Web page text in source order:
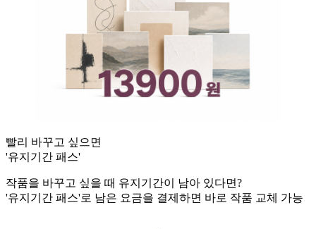
빨리 바꾸고 싶으면
'유지기간 패스'
작품을 바꾸고 싶을 때 유지기간이 남아 있다면?
'유지기간 패스'로 남은 요금을 결제하면 바로 작품 교체 가능